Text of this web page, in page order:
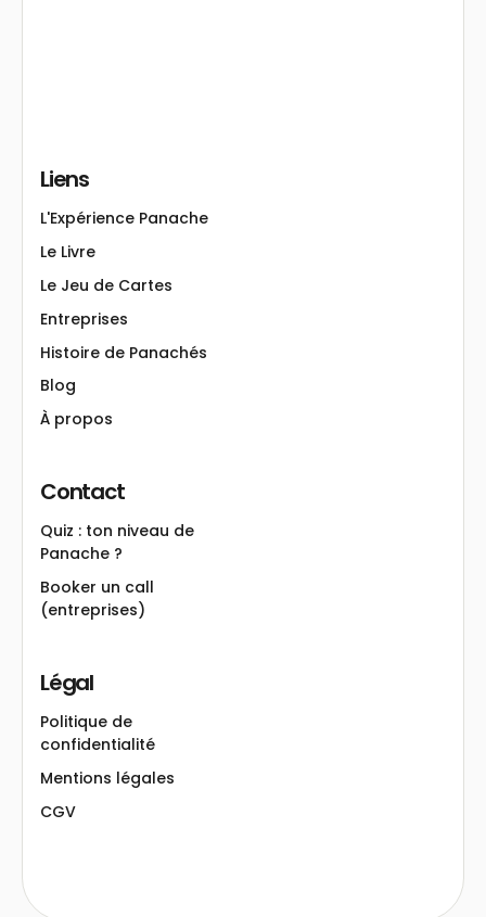
Liens
L'Expérience Panache
Le Livre
Le Jeu de Cartes
Entreprises
Histoire de Panachés
Blog
À propos
Contact
Quiz : ton niveau de
Panache ?
Booker un call
(entreprises)
Légal
Politique de
confidentialité
Mentions légales
CGV